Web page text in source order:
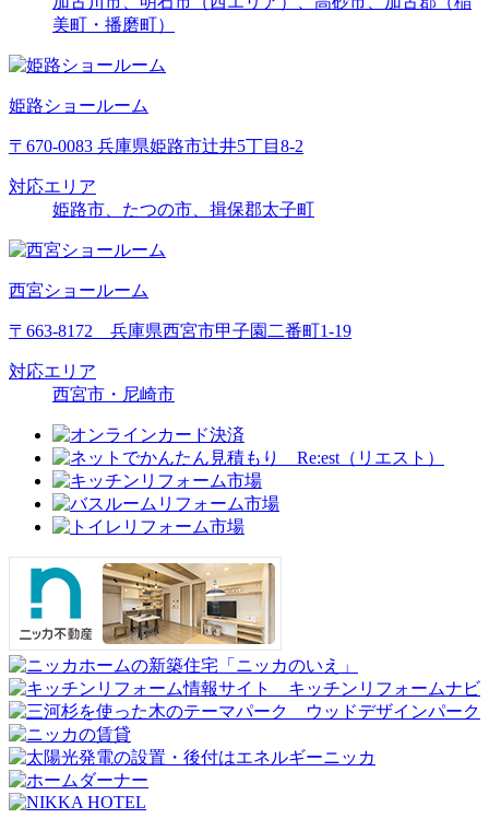
美町・播磨町）
姫路ショールーム
〒670-0083 兵庫県姫路市辻井5丁目8-2
対応エリア
姫路市、たつの市、揖保郡太子町
西宮ショールーム
〒663-8172 兵庫県西宮市甲子園二番町1-19
対応エリア
西宮市・尼崎市